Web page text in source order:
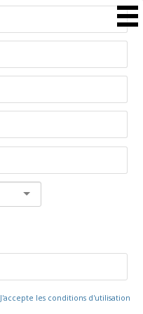
J'accepte les conditions d'utilisation